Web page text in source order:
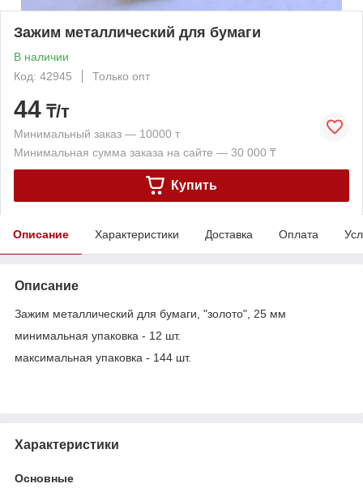
Зажим металлический для бумаги
В наличии
Код: 42945
Только опт
44 ₸/т
Минимальный заказ — 10000 т
Минимальная сумма заказа на сайте — 30 000 ₸
Купить
Описание Характеристики Доставка Оплата
Описание
Зажим металлический для бумаги, "золото", 25 мм
минимальная упаковка - 12 шт.
максимальная упаковка - 144 шт.
Характеристики
Основные